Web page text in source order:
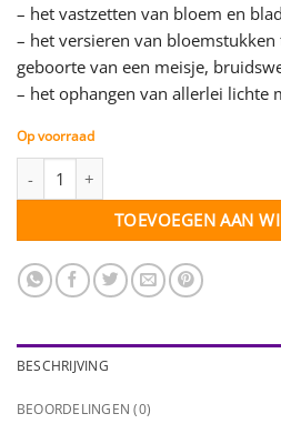
– het vastzetten van bloem en
– het versieren van
geboorte van een meisje,
– het ophangen van allerlei lichte
Op voorraad
TOEVOEGEN AAN
BESCHRIJVING
BEOORDELINGEN (0)